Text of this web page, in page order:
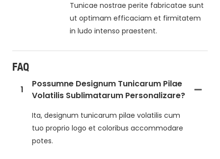
Tunicae nostrae perite fabricatae sunt
ut optimam efficaciam et firmitatem
in ludo intenso praestent.
FAQ
1
Possumne Designum Tunicarum Pilae
Volatilis Sublimatarum Personalizare?
Ita, designum tunicarum pilae volatilis cum
tuo proprio logo et coloribus accommodare
potes.